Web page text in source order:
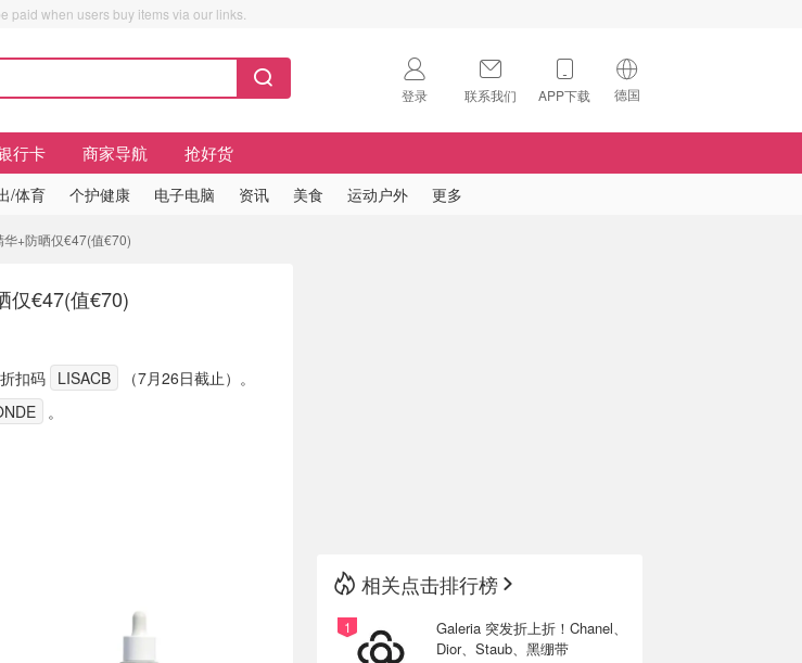
paid when users buy items via our links.
登录 联系我们 APP下载 德国
🇺🇸
行卡 商家导航 抢好货
/体育 个护健康 电子电脑 资讯 美食 运动户外 更多
+防晒仅€47(值€70)
仅€47(值€70)
扣码 LISACB
（7月26日截止）。
。
相关点击排行榜
Galeria 突发折上折！Chanel、
Dior、Staub、黑绷带